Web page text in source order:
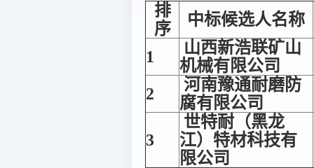
排
序
中标候选人名称
1
山西新浩联矿山
机械有限公司
2
河南豫通耐磨防
腐有限公司
3
世特耐（黑龙
江）特材科技有
限公司